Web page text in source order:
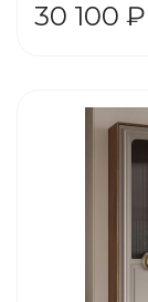
30 100 ₽